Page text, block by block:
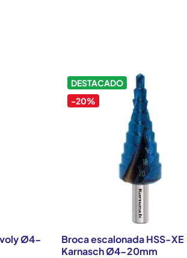
Ø4-
Broca escalonada HSS-XE
Karnasch Ø4-20mm
DESTACADO
-20%